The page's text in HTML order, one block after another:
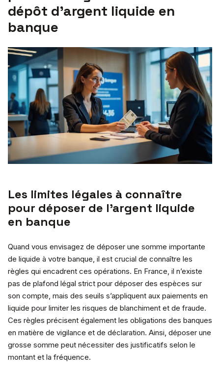
dépôt d’argent liquide en
banque
Les limites légales à connaître
pour déposer de l’argent liquide
en banque
Quand vous envisagez de déposer une somme importante
de liquide à votre banque, il est crucial de connaître les
règles qui encadrent ces opérations. En France, il n’existe
pas de plafond légal strict pour déposer des espèces sur
son compte, mais des seuils s’appliquent aux paiements en
liquide pour limiter les risques de blanchiment et de fraude.
Ces règles précisent également les obligations des banques
en matière de vigilance et de déclaration. Ainsi, déposer une
grosse somme peut nécessiter des justificatifs selon le
montant et la fréquence.